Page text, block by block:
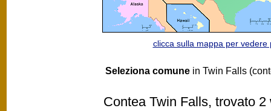
clicca sulla mappa per vedere
Seleziona comune in Twin Falls
Contea Twin Falls, trovato